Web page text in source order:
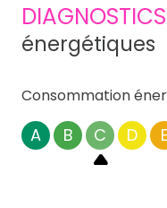
DIAGNOSTICS
énergétiques
Consommation
A B C D E